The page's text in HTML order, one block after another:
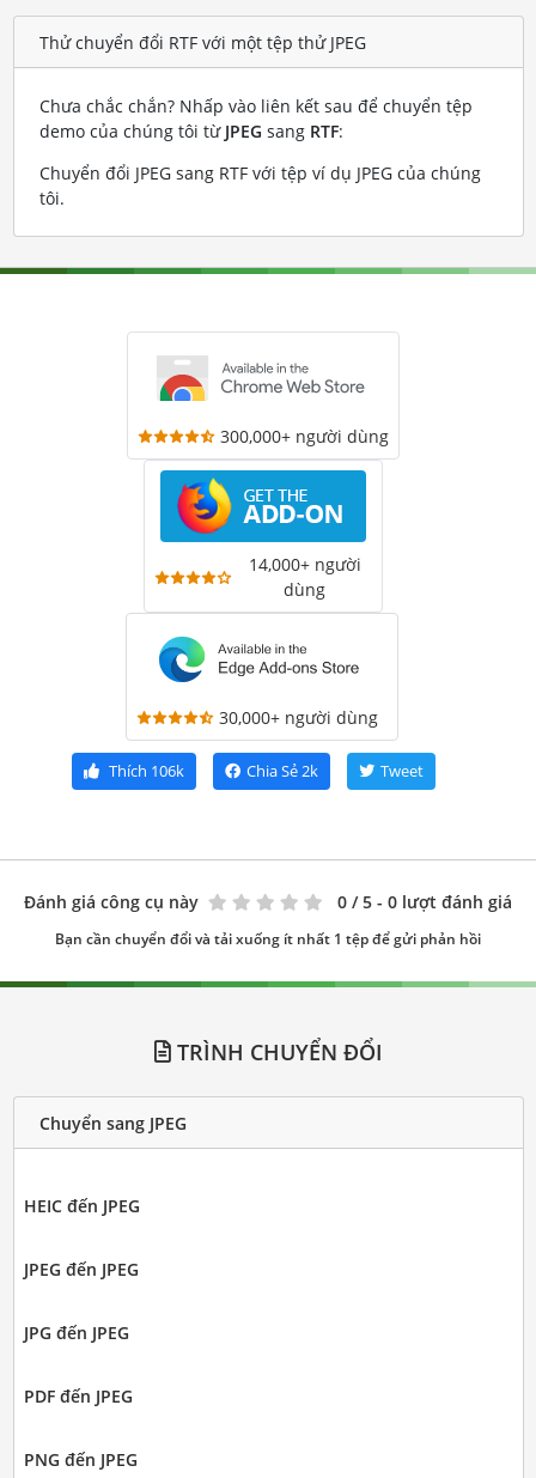
Thử chuyển đổi RTF với một tệp thử JPEG
Chưa chắc chắn? Nhấp vào liên kết sau để chuyển tệp
demo của chúng tôi từ JPEG sang RTF:
Chuyển đổi JPEG sang RTF với tệp ví dụ JPEG của chúng
tôi.
300,000+ người dùng
14,000+ người
dùng
30,000+ người dùng
Thích 106k Chia Sẻ2k Tweet
Đánh giá công cụ này 0 / 5 - 0 lượt đánh giá
Bạn cần chuyển đổi và tải xuống ít nhất 1 tệp để gửi phản hồi
TRÌNH CHUYỂN ĐỔI
Chuyển sang JPEG
HEIC đến JPEG
JPEG đến JPEG
JPG đến JPEG
PDF đến JPEG
PNG đến JPEG